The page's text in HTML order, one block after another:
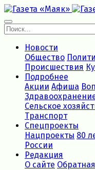
Новости
Общество
Происшествия
Подробнее
Акции Афиша
Сельское
Транспорт
Спецпроекты
Нацпроекты 80
России
Редакция
О сайте